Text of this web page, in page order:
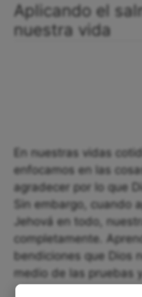
Aplicando el
nuestra vida
En nuestras vidas
enfocamos en las
agradecer por lo que
Sin embargo, cuando
Jehová en todo,
completamente.
bendiciones que Dios
medio de las pruebas